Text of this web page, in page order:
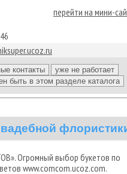
перейти на мини-
Огромный выбор букетов по
www.comcom.ucoz.com.